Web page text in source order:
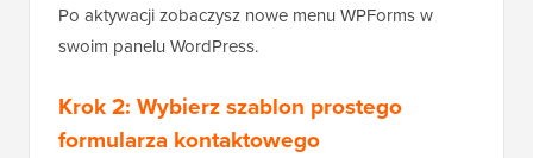
Po aktywacji zobaczysz nowe menu WPForms w
swoim panelu WordPress.
Krok 2: Wybierz szablon prostego
formularza kontaktowego